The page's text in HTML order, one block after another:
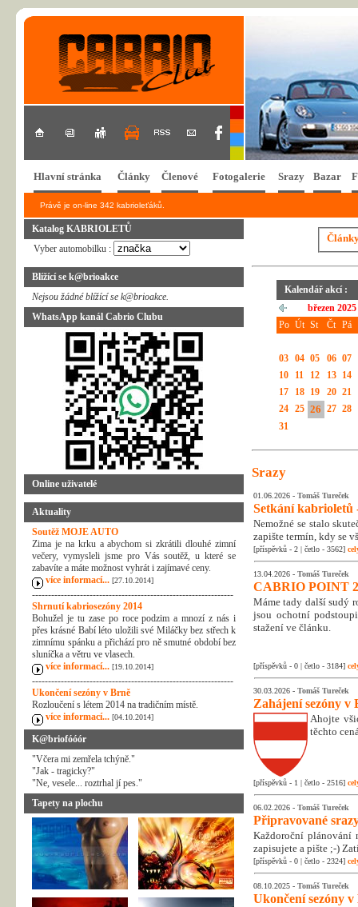
Hlavní stránka Články Členové Fotogalerie Srazy Bazar
Právě je on-line 342 kabrioleťáků.
Katalog KABRIOLETŮ
Vyber automobilku :
Blížící se k@brioakce
Nejsou žádné blížící se k@brioakce.
WhatsApp kanál Cabrio Clubu
Online uživatelé
Aktuality
Soutěž MOJE AUTO
Zima je na krku a abychom si zkrátili dlouhé zimní
večery, vymysleli jsme pro Vás soutěž, u které se
zabavíte a máte možnost vyhrát i zajímavé ceny.
více informací... [27.10.2014]
---------------------------------------------------------------
Shrnutí kabriosezóny 2014
Bohužel je tu zase po roce podzim a mnozí z nás i
přes krásné Babí léto uložili své Miláčky bez střech k
zimnímu spánku a přichází pro ně smutné období bez
sluníčka a větru ve vlasech.
více informací... [19.10.2014]
---------------------------------------------------------------
Ukončení sezóny v Brně
Rozloučení s létem 2014 na tradičním místě.
více informací... [04.10.2014]
K@briofóóór
"Včera mi zemřela tchýně."
"Jak - tragicky?"
"Ne, vesele... roztrhal jí pes."
Tapety na plochu
Kalendář akcí :
březen 2025
Po Út St Čt Pá
03 04 05 06 07
10
11 12 13 14
17
18 19 20 21
24 25 26 27 28
31
Srazy
01.06.2026 - Tomáš Tureček
Setkání kabrioletů
Nemožné se stalo
zapište termín, kdy se
[příspěvků - 2 | četlo - 3562]
13.04.2026 - Tomáš Tureček
CABRIO POINT
Máme tady další sudý
jsou ochotní
stažení ve článku.
[příspěvků - 0 | četlo - 3184]
30.03.2026 - Tomáš Tureček
Zahájení sezóny v
Ahojte
těchto
[příspěvků - 1 | četlo - 2516]
06.02.2026 - Tomáš Tureček
Připravované
Každoroční plánování
zapisujete a pište ;-)
[příspěvků - 0 | četlo - 2324]
08.10.2025 - Tomáš Tureček
Ukončení sezóny v